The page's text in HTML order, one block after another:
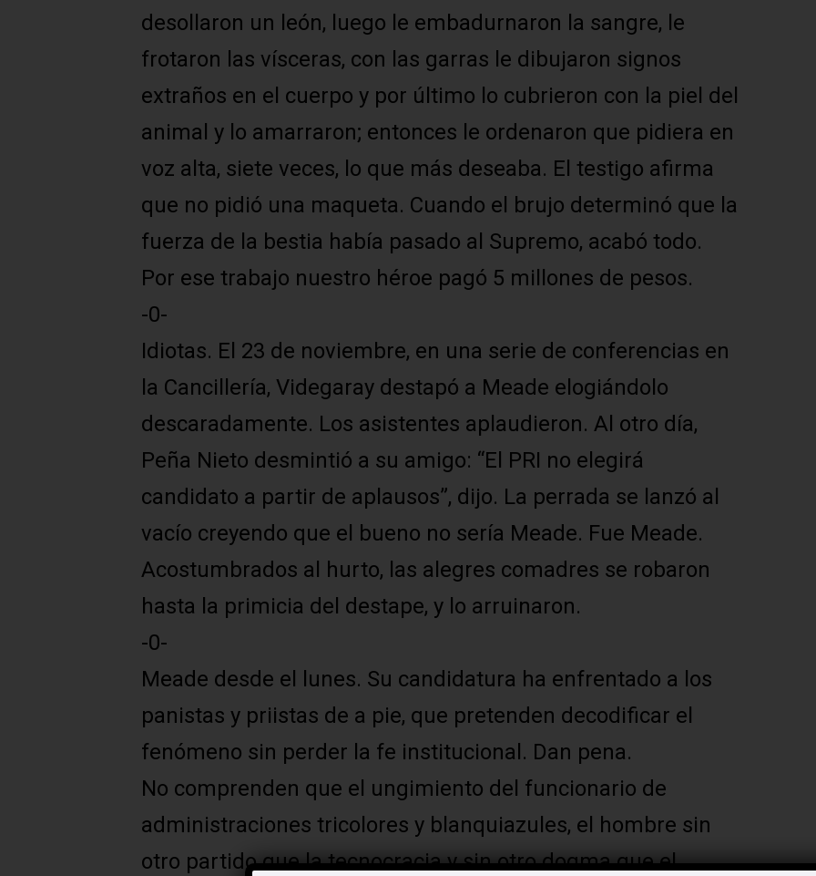
desollaron un león, luego le embadurnaron la sangre, le
frotaron las vísceras, con las garras le dibujaron signos
extraños en el cuerpo y por último lo cubrieron con la piel del
animal y lo amarraron; entonces le ordenaron que pidiera en
voz alta, siete veces, lo que más deseaba. El testigo afirma
que no pidió una maqueta. Cuando el brujo determinó que la
fuerza de la bestia había pasado al Supremo, acabó todo.
Por ese trabajo nuestro héroe pagó 5 millones de pesos.
-0-
Idiotas. El 23 de noviembre, en una serie de conferencias en
la Cancillería, Videgaray destapó a Meade elogiándolo
descaradamente. Los asistentes aplaudieron. Al otro día,
Peña Nieto desmintió a su amigo: “El PRI no elegirá
candidato a partir de aplausos”, dijo. La perrada se lanzó al
vacío creyendo que el bueno no sería Meade. Fue Meade.
Acostumbrados al hurto, las alegres comadres se robaron
hasta la primicia del destape, y lo arruinaron.
-0-
Meade desde el lunes. Su candidatura ha enfrentado a los
panistas y priistas de a pie, que pretenden decodificar el
fenómeno sin perder la fe institucional. Dan pena.
No comprenden que el ungimiento del funcionario de
administraciones tricolores y blanquiazules, el hombre sin
otro partido que la tecnocracia y sin otro dogma que el